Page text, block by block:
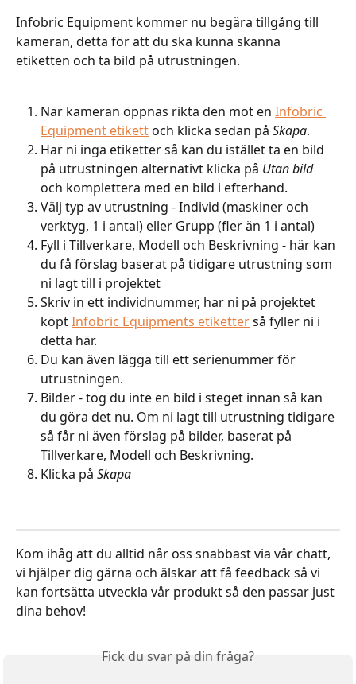
Infobric Equipment kommer nu begära tillgång till
kameran, detta för att du ska kunna skanna
etiketten och ta bild på utrustningen.
När kameran öppnas rikta den mot en Infobric
Equipment etikett och klicka sedan på Skapa.
Har ni inga etiketter så kan du istället ta en bild
på utrustningen alternativt klicka på Utan bild
och komplettera med en bild i efterhand.
Välj typ av utrustning - Individ (maskiner och
verktyg, 1 i antal) eller Grupp (fler än 1 i antal)
Fyll i Tillverkare, Modell och Beskrivning - här kan
du få förslag baserat på tidigare utrustning som
ni lagt till i projektet
Skriv in ett individnummer, har ni på projektet
köpt Infobric Equipments etiketter så fyller ni i
detta här.
Du kan även lägga till ett serienummer för
utrustningen.
Bilder - tog du inte en bild i steget innan så kan
du göra det nu. Om ni lagt till utrustning tidigare
så får ni även förslag på bilder, baserat på
Tillverkare, Modell och Beskrivning.
Klicka på Skapa
Kom ihåg att du alltid når oss snabbast via vår chatt,
vi hjälper dig gärna och älskar att få feedback så vi
kan fortsätta utveckla vår produkt så den passar just
dina behov!
Fick du svar på din fråga?